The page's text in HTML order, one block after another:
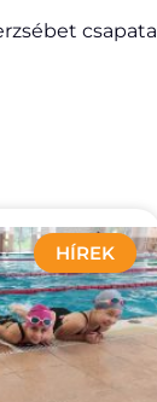
csapata
HÍREK